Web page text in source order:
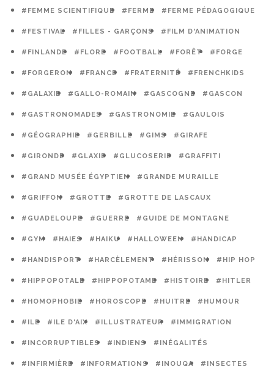
#FEMME SCIENTIFIQUE #FERME #FERME PÉDAGOGIQUE
#FESTIVAL #FILLES - GARÇONS #FILM D'ANIMATION
#FINLANDE #FLORE #FOOTBALL #FORÊT #FORGE
#FORGERON #FRANCE #FRATERNITÉ #FRENCHKIDS
#GALAXIE #GALLO-ROMAIN #GASCOGNE #GASCON
#GASTRONOMADES #GASTRONOMIE #GAULOIS
#GÉOGRAPHIE #GERBILLE #GIMS #GIRAFE
#GIRONDE #GLAXIE #GLUCOSERIE #GRAFFITI
#GRAND MUSÉE ÉGYPTIEN #GRANDE MURAILLE
#GRIFFON #GROTTE #GROTTE DE LASCAUX
#GUADELOUPE #GUERRE #GUIDE DE MONTAGNE
#GYM #HAIES #HAIKU #HALLOWEEN #HANDICAP
#HANDISPORT #HARCÈLEMENT #HÉRISSON #HIP HOP
#HIPPOPOTALE #HIPPOPOTAME #HISTOIRE #HITLER
#HOMOPHOBIE #HOROSCOPE #HUITRE #HUMOUR
#ILE #ILE D'AIX #ILLUSTRATEUR #IMMIGRATION
#INCORRUPTIBLES #INDIENS #INÉGALITÉS
#INFIRMIÈRE #INFORMATIONS #INOUQA #INSECTES